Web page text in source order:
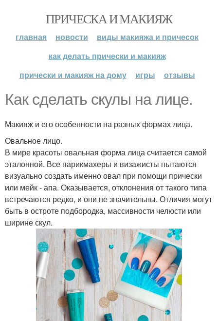
ПРИЧЕСКА И МАКИЯЖ
главная новости
виды макияжа и причесок
как делать прически и макияж
прически и макияж на дому
игры отзывы
Как сделать скулы на лице.
Макияж и его особенности на разных формах лица.
Овальное лицо.
В мире красоты овальная форма лица считается самой
эталонной. Все парикмахеры и визажисты пытаются
визуально создать именно овал при помощи прически
или мейк - апа. Оказывается, отклонения от такого типа
встречаются редко, и они не значительны. Отличия могут
быть в остроте подбородка, массивности челюсти или
ширине скул.